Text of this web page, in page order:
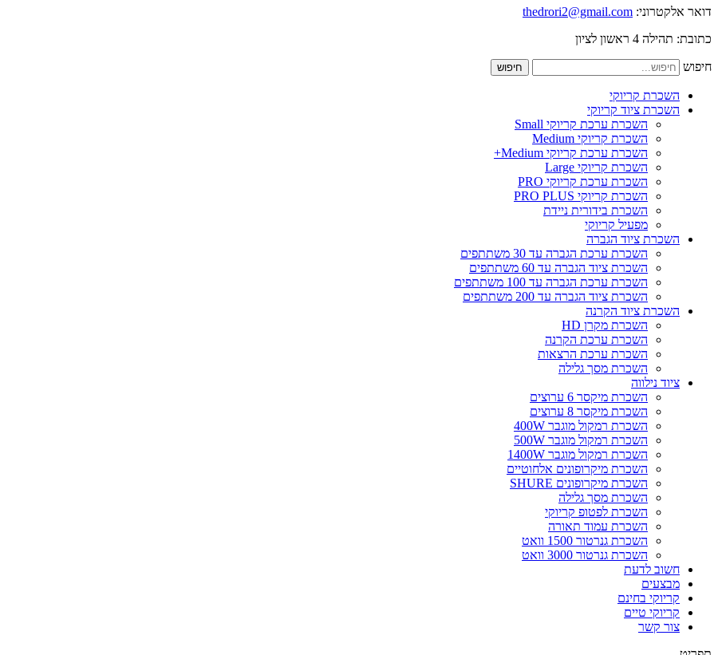
דואר אלקטרוני: thedrori2@gmail.com
כתובת: תהילה 4 ראשון לציון
חיפוש חיפוש
השכרת קריוקי
השכרת ציוד קריוקי
השכרת ערכת קריוקי Small
השכרת קריוקי Medium
השכרת ערכת קריוקי Medium+
השכרת קריוקי Large
השכרת ערכת קריוקי PRO
השכרת קריוקי PRO PLUS
השכרת בידורית ניידת
מפעיל קריוקי
השכרת ציוד הגברה
השכרת ערכת הגברה עד 30 משתתפים
השכרת ציוד הגברה עד 60 משתתפים
השכרת ערכת הגברה עד 100 משתתפים
השכרת ציוד הגברה עד 200 משתתפים
השכרת ציוד הקרנה
השכרת מקרן HD
השכרת ערכת הקרנה
השכרת ערכת הרצאות
השכרת מסך גלילה
ציוד נילווה
השכרת מיקסר 6 ערוצים
השכרת מיקסר 8 ערוצים
השכרת רמקול מוגבר 400W
השכרת רמקול מוגבר 500W
השכרת רמקול מוגבר 1400W
השכרת מיקרופונים אלחוטיים
השכרת מיקרופונים SHURE
השכרת מסך גלילה
השכרת לפטופ קריוקי
השכרת עמוד תאורה
השכרת גנרטור 1500 וואט
השכרת גנרטור 3000 וואט
חשוב לדעת
מבצעים
קריוקי בחינם
קריוקי טיים
צור קשר